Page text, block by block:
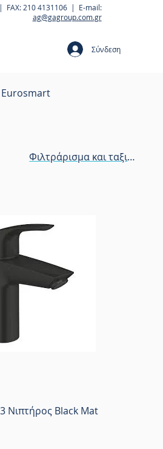
FAX: 210 4131106 | E-mail:
ag@gagroup.com.gr
Σύνδεση
Eurosmart
Φιλτράρισμα και ταξινόμηση
Νιπτήρος Black Mat